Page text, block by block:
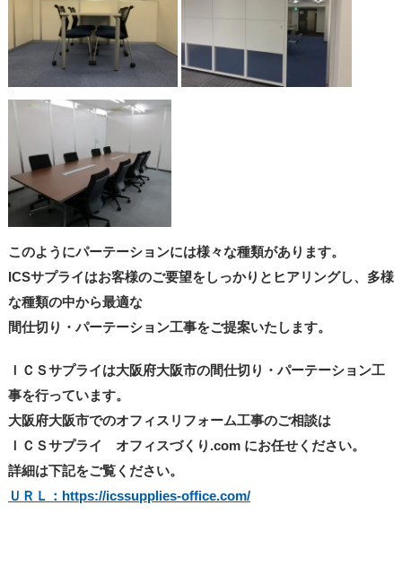
このようにパーテーションには様々な種類があります。
ICSサプライはお客様のご要望をしっかりとヒアリングし、多様
な種類の中から最適な
間仕切り・パーテーション工事をご提案いたします。
ＩＣＳサプライは大阪府大阪市の間仕切り・パーテーション工
事を行っています。
大阪府大阪市でのオフィスリフォーム工事のご相談は
ＩＣＳサプライ オフィスづくり.com にお任せください。
詳細は下記をご覧ください。
ＵＲＬ：https://icssupplies-office.com/